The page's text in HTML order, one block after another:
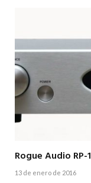
Rogue Audio RP-1
13 de enero de 2016